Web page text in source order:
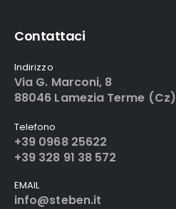
Contattaci
Indirizzo
Via G. Marconi, 8
88046 Lamezia Terme (Cz)
Telefono
+39 0968 25622
+39 328 91 38 572
EMAIL
info@steben.it